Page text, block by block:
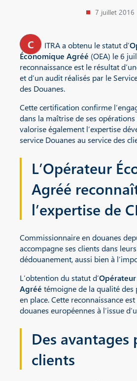
7 juillet 2016
C ITRA a obtenu le statut d’
Économique Agréé (OEA) le 6
reconnaissance est le résultat
et d’un audit réalisés par le
des Douanes.
Cette certification confirme
dans la maîtrise de ses
valorise également l’expertise
service Douanes au service des
L’Opérateur
Agréé
l’expertise de
Commissionnaire en douanes
accompagne ses clients dans
dédouanement, aussi bien à
L’obtention du statut d’
Agréé témoigne de la qualité des
en place. Cette reconnaissance
douanes européennes à l’issue
Des avantages
clients